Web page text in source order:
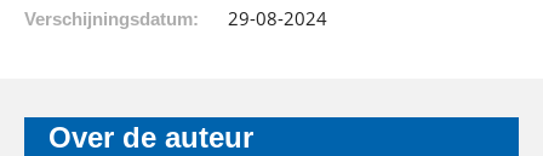
Verschijningsdatum: 29-08-2024
Over de auteur